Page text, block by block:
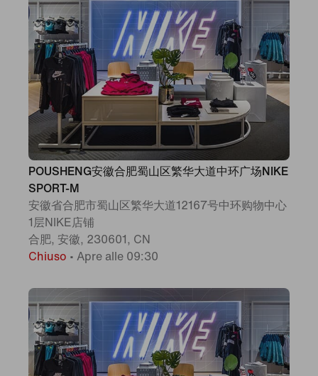
POUSHENG安徽合肥蜀山区繁华大道中环广场NIKE
SPORT-M
安徽省合肥市蜀山区繁华大道12167号中环购物中心
1层NIKE店铺
合肥, 安徽, 230601, CN
Chiuso • Apre alle 09:30